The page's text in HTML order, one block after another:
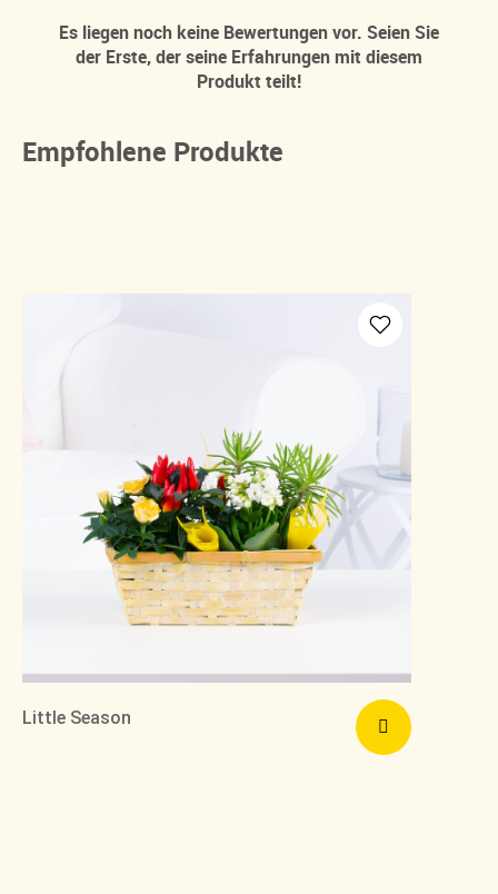
Es liegen noch keine Bewertungen vor. Seien Sie
der Erste, der seine Erfahrungen mit diesem
Produkt teilt!
Empfohlene Produkte
Little Season